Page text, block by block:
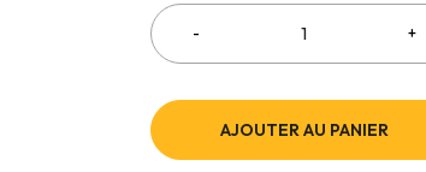
AJOUTER AU PANIER